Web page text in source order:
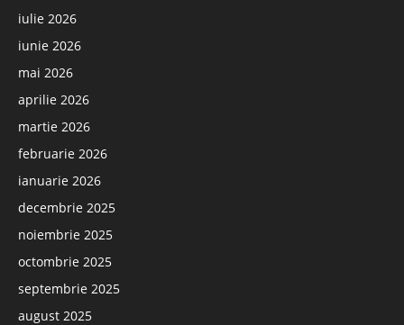
iulie 2026
iunie 2026
mai 2026
aprilie 2026
martie 2026
februarie 2026
ianuarie 2026
decembrie 2025
noiembrie 2025
octombrie 2025
septembrie 2025
august 2025